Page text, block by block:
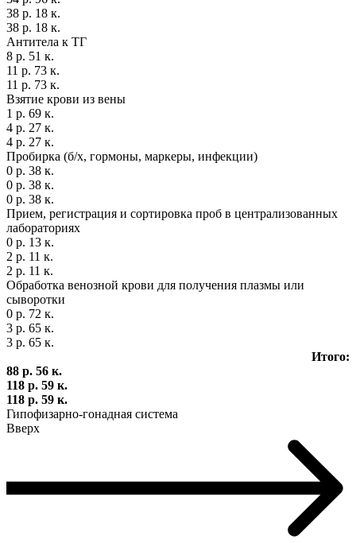
38 р. 18 к.
38 р. 18 к.
Антитела к ТГ
8 р. 51 к.
11 р. 73 к.
11 р. 73 к.
Взятие крови из вены
1 р. 69 к.
4 р. 27 к.
4 р. 27 к.
Пробирка (б/х, гормоны, маркеры, инфекции)
0 р. 38 к.
0 р. 38 к.
0 р. 38 к.
Прием, регистрация и сортировка проб в централизованных
лабораториях
0 р. 13 к.
2 р. 11 к.
2 р. 11 к.
Обработка венозной крови для получения плазмы или
сыворотки
0 р. 72 к.
3 р. 65 к.
3 р. 65 к.
Итого:
88 р. 56 к.
118 р. 59 к.
118 р. 59 к.
Гипофизарно-гонадная система
Вверх